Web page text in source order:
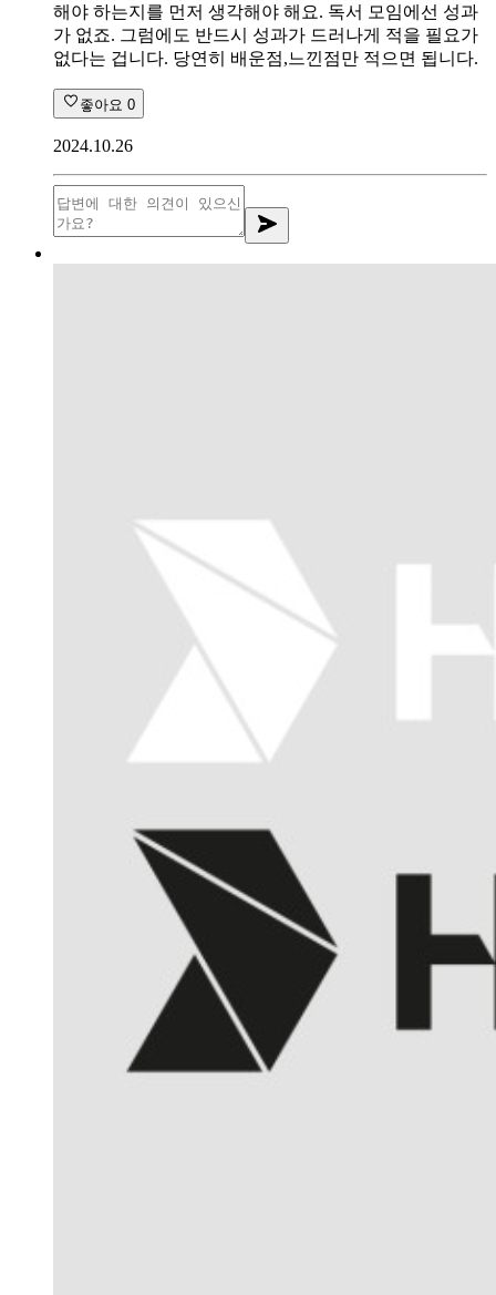
해야 하는지를 먼저 생각해야 해요. 독서 모임에선 성과
가 없죠. 그럼에도 반드시 성과가 드러나게 적을 필요가
없다는 겁니다. 당연히 배운점,느낀점만 적으면 됩니다.
좋아요 0
2024.10.26